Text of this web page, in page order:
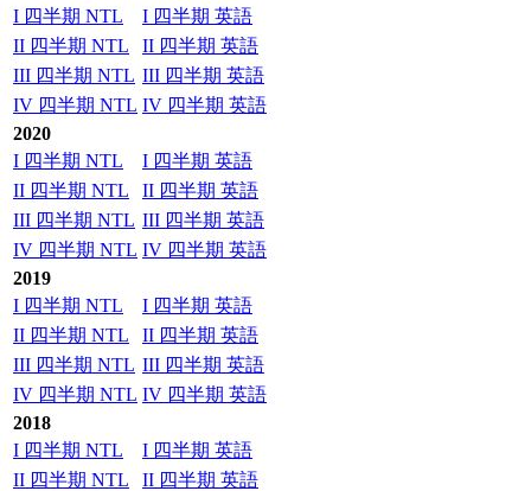
I 四半期 NTL
I 四半期 英語
II 四半期 NTL
II 四半期 英語
III 四半期 NTL III 四半期 英語
IV 四半期 NTL IV 四半期 英語
2020
I 四半期 NTL
I 四半期 英語
II 四半期 NTL
II 四半期 英語
III 四半期 NTL III 四半期 英語
IV 四半期 NTL IV 四半期 英語
2019
I 四半期 NTL
I 四半期 英語
II 四半期 NTL
II 四半期 英語
III 四半期 NTL III 四半期 英語
IV 四半期 NTL IV 四半期 英語
2018
I 四半期 NTL
I 四半期 英語
II 四半期 NTL
II 四半期 英語